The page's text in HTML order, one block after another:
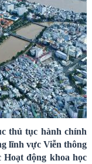
thủ tục hành chính
lĩnh vực Viễn thông
động khoa học